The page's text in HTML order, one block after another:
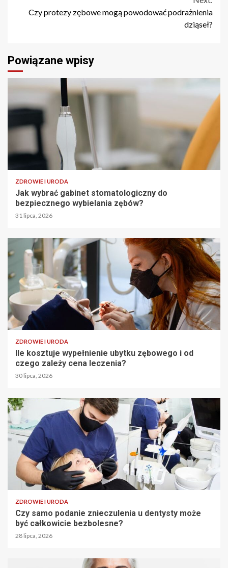
Czy protezy zębowe mogą powodować podrażnienia
dziąseł?
Powiązane wpisy
ZDROWIE I URODA
Jak wybrać gabinet stomatologiczny do
bezpiecznego wybielania zębów?
31 lipca, 2026
ZDROWIE I URODA
Ile kosztuje wypełnienie ubytku zębowego i od
czego zależy cena leczenia?
30 lipca, 2026
ZDROWIE I URODA
Czy samo podanie znieczulenia u dentysty może
być całkowicie bezbolesne?
28 lipca, 2026